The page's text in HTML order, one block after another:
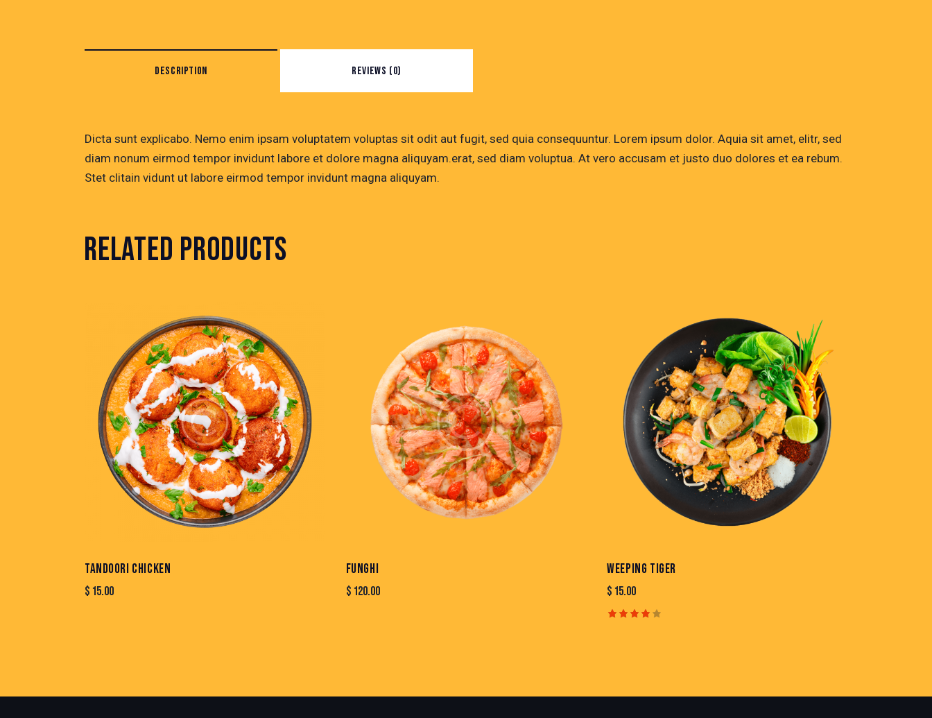
DESCRIPTION REVIEWS (0)
Dicta sunt explicabo. Nemo enim ipsam voluptatem voluptas sit odit aut fugit, sed quia consequuntur. Lorem ipsum dolor. Aquia sit amet, elitr, sed
diam nonum eirmod tempor invidunt labore et dolore magna aliquyam.erat, sed diam voluptua. At vero accusam et justo duo dolores et ea rebum.
Stet clitain vidunt ut labore eirmod tempor invidunt magna aliquyam.
RELATED PRODUCTS
TANDOORI CHICKEN
$ 15.00
FUNGHI
$ 120.00
WEEPING TIGER
$ 15.00